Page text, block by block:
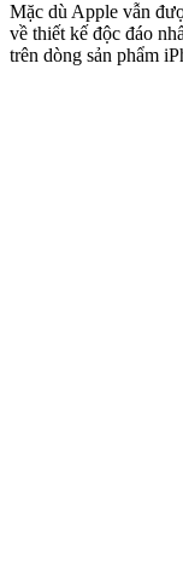
Mặc dù Apple vẫn
về thiết kế độc đáo
trên dòng sản phẩm